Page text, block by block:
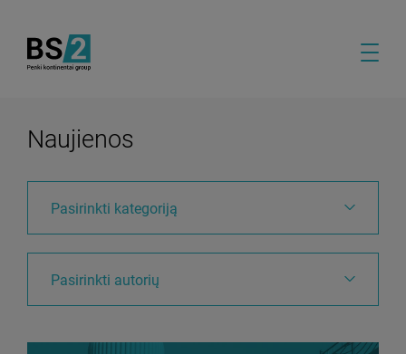
Naujienos
Pasirinkti kategoriją
Pasirinkti autorių